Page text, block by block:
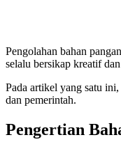
Pengolahan bahan
selalu bersikap kreatif
Pada artikel yang satu
dan pemerintah.
Pengertian